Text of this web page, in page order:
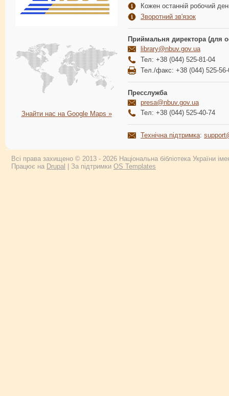
Знайти нас на Google Maps »
Кожен останній робочий
Зворотний зв'язок
Приймальня директора (для
library@nbuv.gov.ua
Тел: +38 (044) 525-81-04
Тел./факс: +38 (044) 525-56-
Пресслужба
presa@nbuv.gov.ua
Тел: +38 (044) 525-40-74
Технічна підтримка:
Всі права захищено © 2013 - 2026 Національна бібліотека України
Працює на Drupal | За підтримки OS Templates